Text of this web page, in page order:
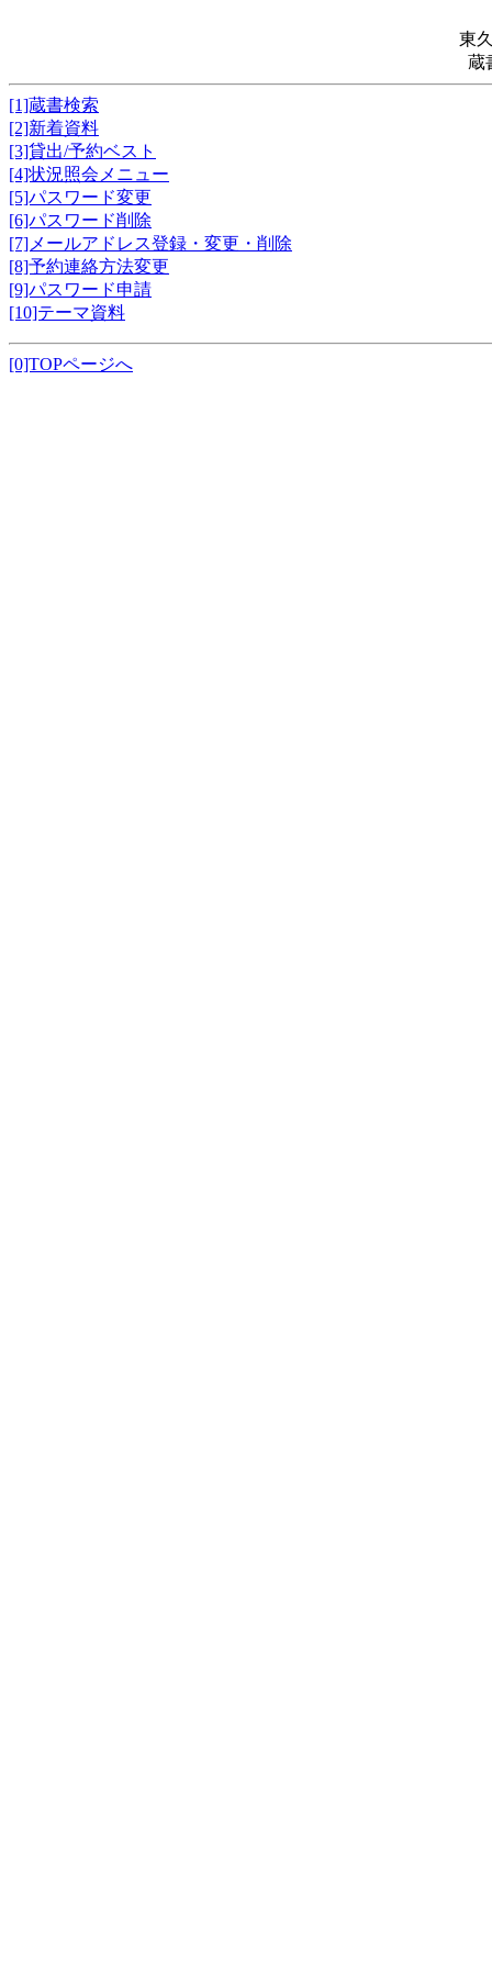
東
蔵
[1]蔵書検索
[2]新着資料
[3]貸出/予約ベスト
[4]状況照会メニュー
[5]パスワード変更
[6]パスワード削除
[7]メールアドレス登録・変更・削除
[8]予約連絡方法変更
[9]パスワード申請
[10]テーマ資料
[0]TOPページへ